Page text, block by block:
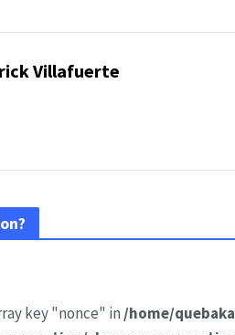
Villafuerte
key "nonce" in /home/